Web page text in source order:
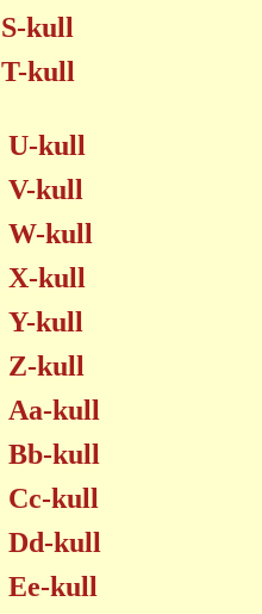
S-kull
T-kull
U-kull
V-kull
W-kull
X-kull
Y-kull
Z-kull
Aa-kull
Bb-kull
Cc-kull
Dd-kull
Ee-kull